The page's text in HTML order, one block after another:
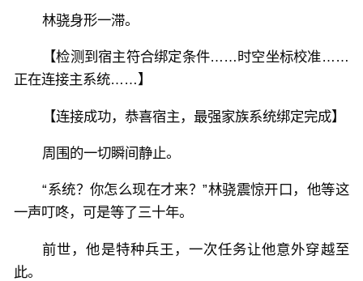
林骁身形一滞。
【检测到宿主符合绑定条件……时空坐标校准……
正在连接主系统……】
【连接成功，恭喜宿主，最强家族系统绑定完成】
周围的一切瞬间静止。
“系统？你怎么现在才来？”林骁震惊开口，他等这
一声叮咚，可是等了三十年。
前世，他是特种兵王，一次任务让他意外穿越至
此。